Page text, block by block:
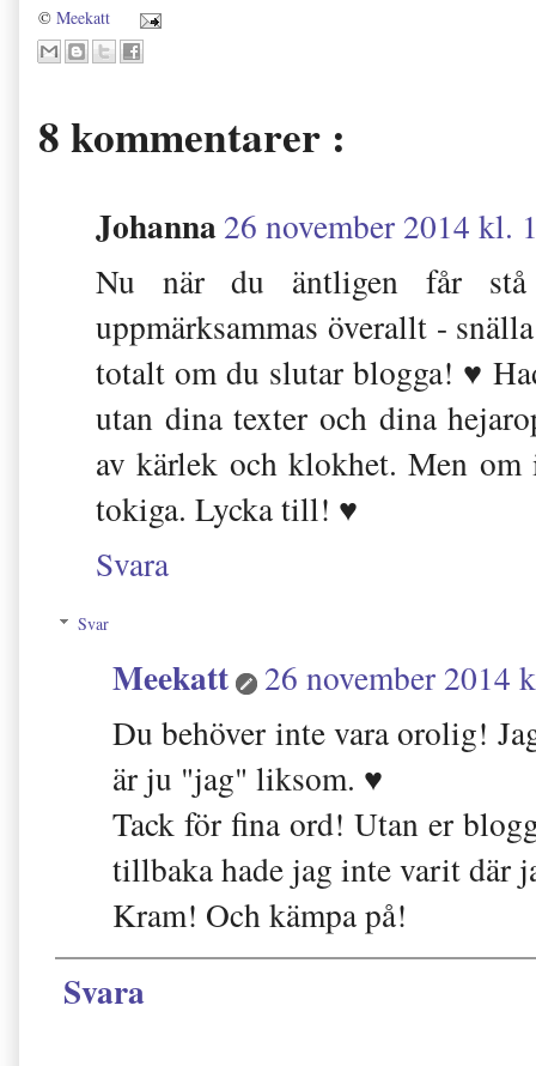
© Meekatt
8 kommentarer :
Johanna26 november 2014 kl.
Nu när du äntligen får
uppmärksammas överallt -
totalt om du slutar blogga! ♥
utan dina texter och dina
av kärlek och klokhet. Men
tokiga. Lycka till! ♥
Svara
Svar
Meekatt
26 november 2014
Du behöver inte vara orolig!
är ju "jag" liksom. ♥
Tack för fina ord! Utan er
tillbaka hade jag inte varit där
Kram! Och kämpa på!
Svara